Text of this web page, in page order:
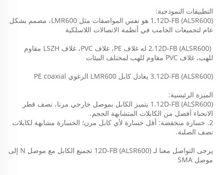
التطبيقات النموذجية:
عام لتجميعات الجامب في أنظمة الاتصالات اللاسلكية
12D-FB (ALSR600)
للهب، غلاف PVC مقاوم للهب لمختلف البيئات
3.12D-FB (ALSR600)
يعادل كابل LMR600 الرغوي PE coaxial
الميزة الرئيسية:
1.12D-FB (ALSR600)
الانحناء أفضل من الكابلات المتشابهة الحجم.
نصف الصلبة.
يرجى التواصل معنا لـ 12D-FB (ALSR600)
موصل SMA